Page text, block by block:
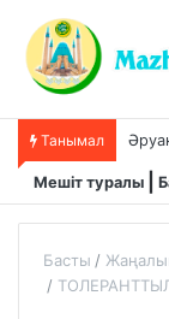
Танымал
Мешіт туралы
Басты